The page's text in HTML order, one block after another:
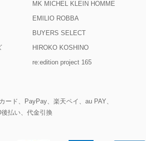
MK MICHEL KLEIN HOMME
EMILIO ROBBA
BUYERS SELECT
HIROKO KOSHINO
re:edition project 165
ード、PayPay、楽天ペイ、au PAY、
払い、代金引換